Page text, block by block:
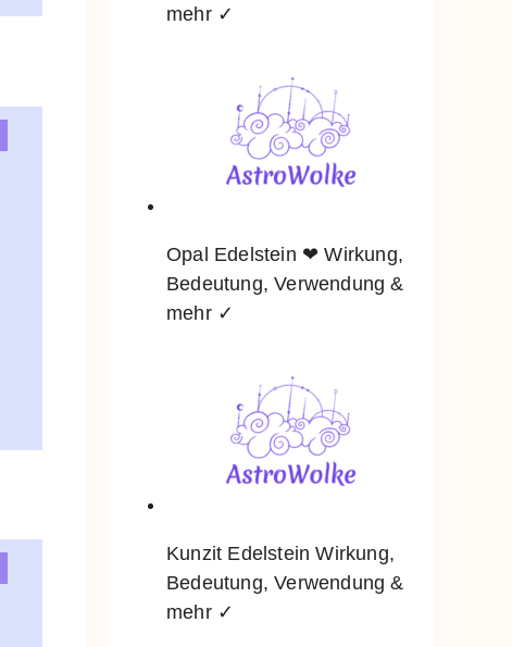
mehr ✓
Opal Edelstein ❤ Wirkung,
Bedeutung, Verwendung &
mehr ✓
Kunzit Edelstein Wirkung,
Bedeutung, Verwendung &
mehr ✓